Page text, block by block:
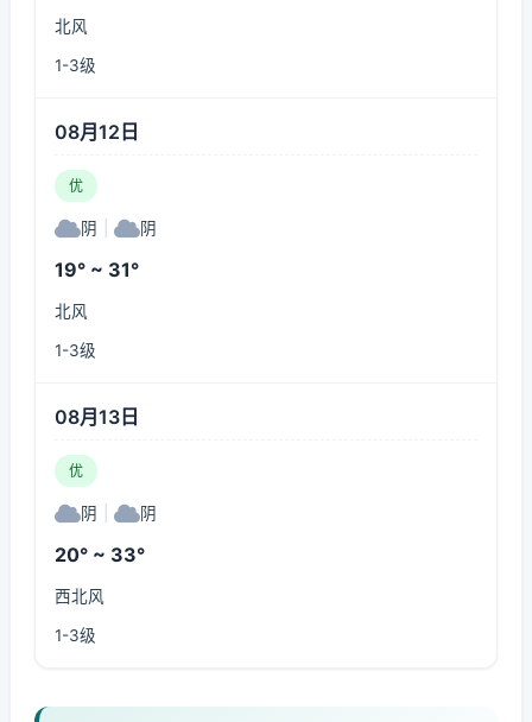
北风
1-3级
08月12日
优
阴 阴
19° ~ 31°
北风
1-3级
08月13日
优
阴 阴
20° ~ 33°
西北风
1-3级